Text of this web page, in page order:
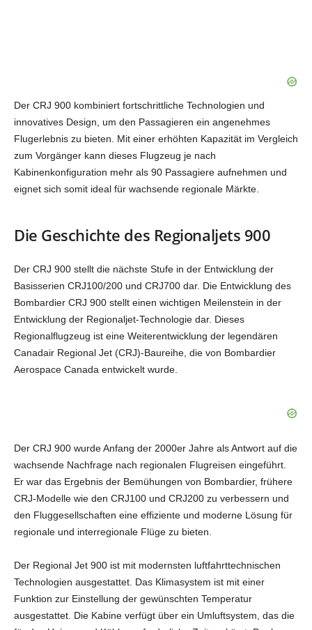
Der CRJ 900 kombiniert fortschrittliche Technologien und
innovatives Design, um den Passagieren ein angenehmes
Flugerlebnis zu bieten. Mit einer erhöhten Kapazität im Vergleich
zum Vorgänger kann dieses Flugzeug je nach
Kabinenkonfiguration mehr als 90 Passagiere aufnehmen und
eignet sich somit ideal für wachsende regionale Märkte.
Die Geschichte des Regionaljets 900
Der CRJ 900 stellt die nächste Stufe in der Entwicklung der
Basisserien CRJ100/200 und CRJ700 dar. Die Entwicklung des
Bombardier CRJ 900 stellt einen wichtigen Meilenstein in der
Entwicklung der Regionaljet-Technologie dar. Dieses
Regionalflugzeug ist eine Weiterentwicklung der legendären
Canadair Regional Jet (CRJ)-Baureihe, die von Bombardier
Aerospace Canada entwickelt wurde.
Der CRJ 900 wurde Anfang der 2000er Jahre als Antwort auf die
wachsende Nachfrage nach regionalen Flugreisen eingeführt.
Er war das Ergebnis der Bemühungen von Bombardier, frühere
CRJ-Modelle wie den CRJ100 und CRJ200 zu verbessern und
den Fluggesellschaften eine effiziente und moderne Lösung für
regionale und interregionale Flüge zu bieten.
Der Regional Jet 900 ist mit modernsten luftfahrttechnischen
Technologien ausgestattet. Das Klimasystem ist mit einer
Funktion zur Einstellung der gewünschten Temperatur
ausgestattet. Die Kabine verfügt über ein Umluftsystem, das die